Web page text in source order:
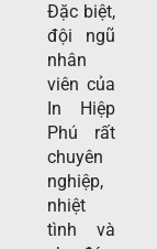
Đặc biệt,
đội ngũ
nhân
viên của
In Hiệp
Phú rất
chuyên
nghiệp,
nhiệt
tình và